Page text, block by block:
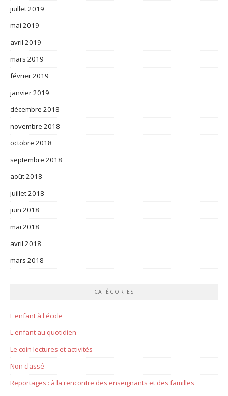
juillet 2019
mai 2019
avril 2019
mars 2019
février 2019
janvier 2019
décembre 2018
novembre 2018
octobre 2018
septembre 2018
août 2018
juillet 2018
juin 2018
mai 2018
avril 2018
mars 2018
CATÉGORIES
L'enfant à l'école
L'enfant au quotidien
Le coin lectures et activités
Non classé
Reportages : à la rencontre des enseignants et des familles